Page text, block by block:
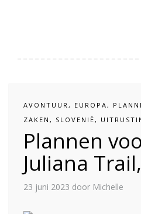
AVONTUUR, EUROPA,
ZAKEN , SLOVENIË,
Plannen
Juliana
23 juni 2023 door Michelle